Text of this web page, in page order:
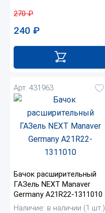
270₽
240 ₽
Арт. 431963
Бачок расширительный
ГАЗель NEXT Manaver
Germany А21R22-1311010
Наличие: в наличии (1 шт.)